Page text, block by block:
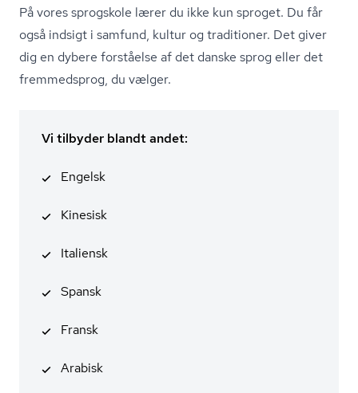
På vores sprogskole lærer du ikke kun sproget. Du får
også indsigt i samfund, kultur og traditioner. Det giver
dig en dybere forståelse af det danske sprog eller det
fremmedsprog, du vælger.
Vi tilbyder blandt andet:
Engelsk
Kinesisk
Italiensk
Spansk
Fransk
Arabisk